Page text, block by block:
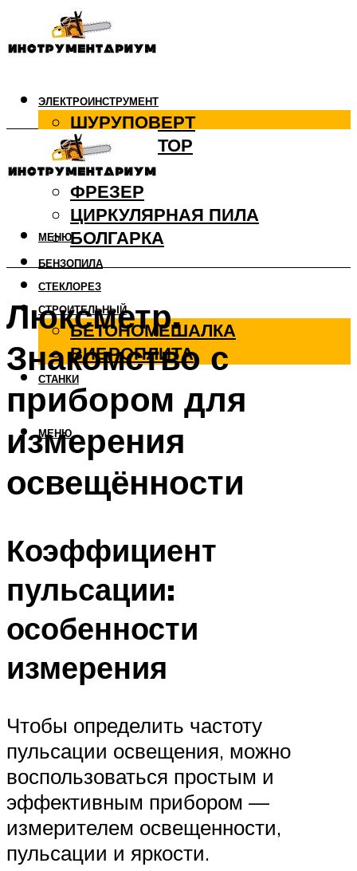
ЭЛЕКТРОИНСТРУМЕНТ
ШУРУПОВЕРТ
ПЕРФОРАТОР
ДРЕЛЬ
ФРЕЗЕР
ЦИРКУЛЯРНАЯ ПИЛА
БОЛГАРКА
БЕНЗОПИЛА
СТЕКЛОРЕЗ
СТРОИТЕЛЬНЫЙ
БЕТОНОМЕШАЛКА
ВИБРОПЛИТА
СТАНКИ
МЕНЮ
МЕНЮ
Люксметр.
Знакомство с
прибором для
измерения
освещённости
Коэффициент
пульсации:
особенности
измерения
Чтобы определить частоту
пульсации освещения, можно
воспользоваться простым и
эффективным прибором —
измерителем освещенности,
пульсации и яркости.